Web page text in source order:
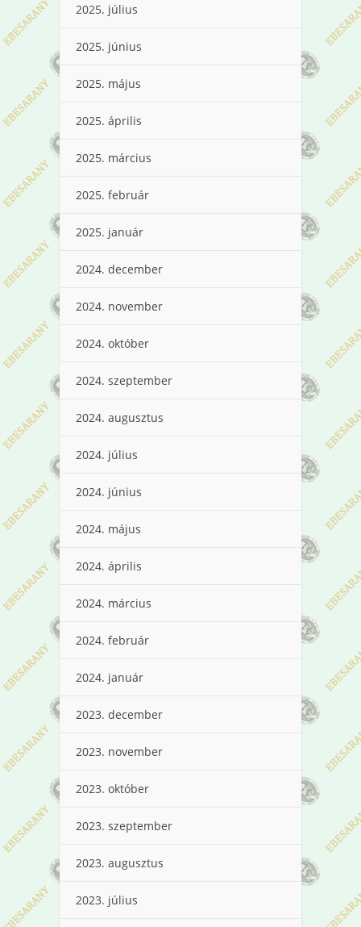
2025. július
2025. június
2025. május
2025. április
2025. március
2025. február
2025. január
2024. december
2024. november
2024. október
2024. szeptember
2024. augusztus
2024. július
2024. június
2024. május
2024. április
2024. március
2024. február
2024. január
2023. december
2023. november
2023. október
2023. szeptember
2023. augusztus
2023. július